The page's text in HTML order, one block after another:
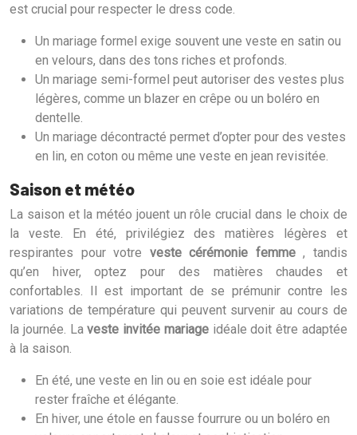
est crucial pour respecter le dress code.
Un mariage formel exige souvent une veste en satin ou
en velours, dans des tons riches et profonds.
Un mariage semi-formel peut autoriser des vestes plus
légères, comme un blazer en crêpe ou un boléro en
dentelle.
Un mariage décontracté permet d’opter pour des vestes
en lin, en coton ou même une veste en jean revisitée.
Saison et météo
La saison et la météo jouent un rôle crucial dans le choix de
la veste. En été, privilégiez des matières légères et
respirantes pour votre veste cérémonie femme, tandis
qu’en hiver, optez pour des matières chaudes et
confortables. Il est important de se prémunir contre les
variations de température qui peuvent survenir au cours de
la journée. Laveste invitée mariage idéale doit être adaptée
à la saison.
En été, une veste en lin ou en soie est idéale pour
rester fraîche et élégante.
En hiver, une étole en fausse fourrure ou un boléro en